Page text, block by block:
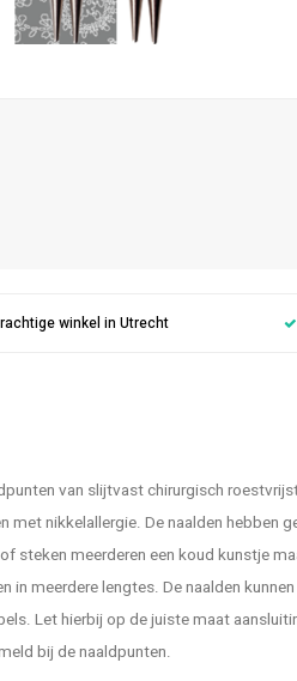
winkel in Utrecht
van slijtvast chirurgisch
met nikkelallergie. De naalden hebben
steken meerderen een koud kunstje
in meerdere lengtes. De naalden
Let hierbij op de juiste maat
bij de naaldpunten.